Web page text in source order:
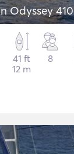
Odyssey 410
41 ft
12 m
8